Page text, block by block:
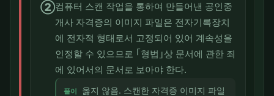
②컴퓨터 스캔 작업을 통하여 만들어낸 공인중
개사 자격증의 이미지 파일은 전자기록장치
에 전자적 형태로서 고정되어 있어 계속성을
인정할 수 있으므로 ｢형법｣상 문서에 관한 죄
에 있어서의 문서로 보아야 한다.
풀이
옳지 않음. 스캔한 자격증 이미지 파일